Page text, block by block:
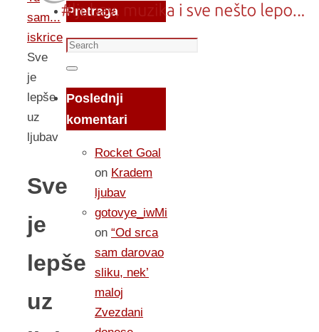
sam...
iskrice
Sve
je
lepše
uz
ljubav
Sve
je
lepše
uz
Pretraga
Search
for:
Search
Poslednji
komentari
Rocket Goal
on Kradem
ljubav
gotovye_iwMi
on “Od srca
sam darovao
sliku, nek’
maloj
Zvezdani